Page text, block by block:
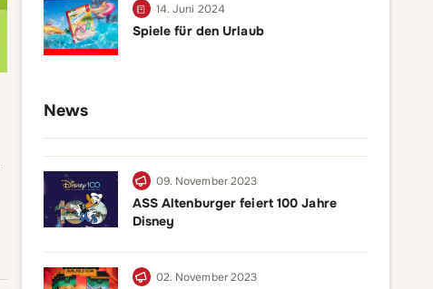
14. Juni 2024
Spiele für den Urlaub
News
09. November 2023
ASS Altenburger feiert 100 Jahre
Disney
02. November 2023